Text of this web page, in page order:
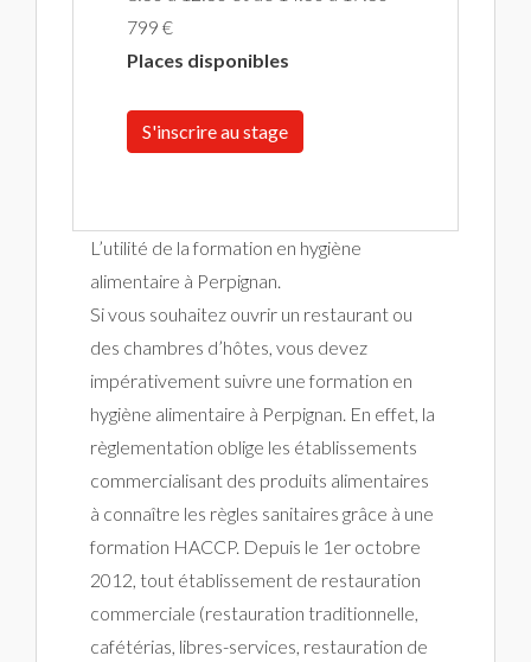
799 €
Places disponibles
S'inscrire au stage
L’utilité de la formation en hygiène
alimentaire à Perpignan.
Si vous souhaitez ouvrir un restaurant ou
des chambres d’hôtes, vous devez
impérativement suivre une formation en
hygiène alimentaire à Perpignan. En effet, la
règlementation oblige les établissements
commercialisant des produits alimentaires
à connaître les règles sanitaires grâce à une
formation HACCP. Depuis le 1er octobre
2012, tout établissement de restauration
commerciale (restauration traditionnelle,
cafétérias, libres-services, restauration de